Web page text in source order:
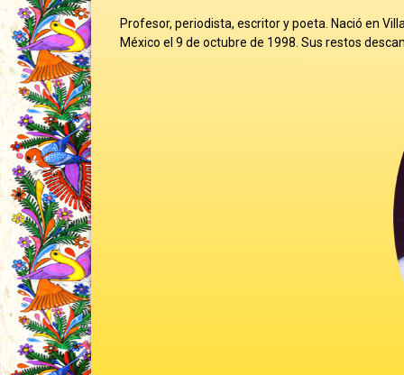
Profesor, periodista, escritor y poeta. Nació en
México el 9 de octubre de 1998. Sus restos